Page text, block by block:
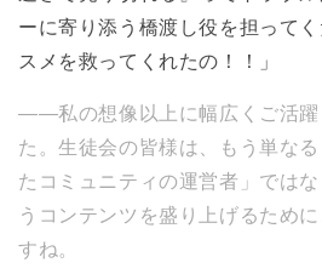
ーに寄り添う橋渡し役を担って
スメを救ってくれたの！！」
――私の想像以上に幅広くご活躍
た。生徒会の皆様は、もう単な
たコミュニティの運営者」では
うコンテンツを盛り上げるため
すね。